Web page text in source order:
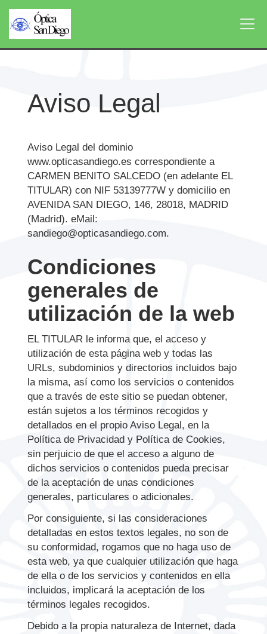
Aviso Legal
Aviso Legal del dominio
www.opticasandiego.es correspondiente a
CARMEN BENITO SALCEDO (en adelante EL
TITULAR) con NIF 53139777W y domicilio en
AVENIDA SAN DIEGO, 146, 28018, MADRID
(Madrid). eMail:
sandiego@opticasandiego.com.
Condiciones
generales de
utilización de la web
EL TITULAR le informa que, el acceso y
utilización de esta página web y todas las
URLs, subdominios y directorios incluidos bajo
la misma, así como los servicios o contenidos
que a través de este sitio se puedan obtener,
están sujetos a los términos recogidos y
detallados en el propio Aviso Legal, en la
Política de Privacidad y Política de Cookies,
sin perjuicio de que el acceso a alguno de
dichos servicios o contenidos pueda precisar
de la aceptación de unas condiciones
generales, particulares o adicionales.
Por consiguiente, si las consideraciones
detalladas en estos textos legales, no son de
su conformidad, rogamos que no haga uso de
esta web, ya que cualquier utilización que haga
de ella o de los servicios y contenidos en ella
incluidos, implicará la aceptación de los
términos legales recogidos.
Debido a la propia naturaleza de Internet, dada